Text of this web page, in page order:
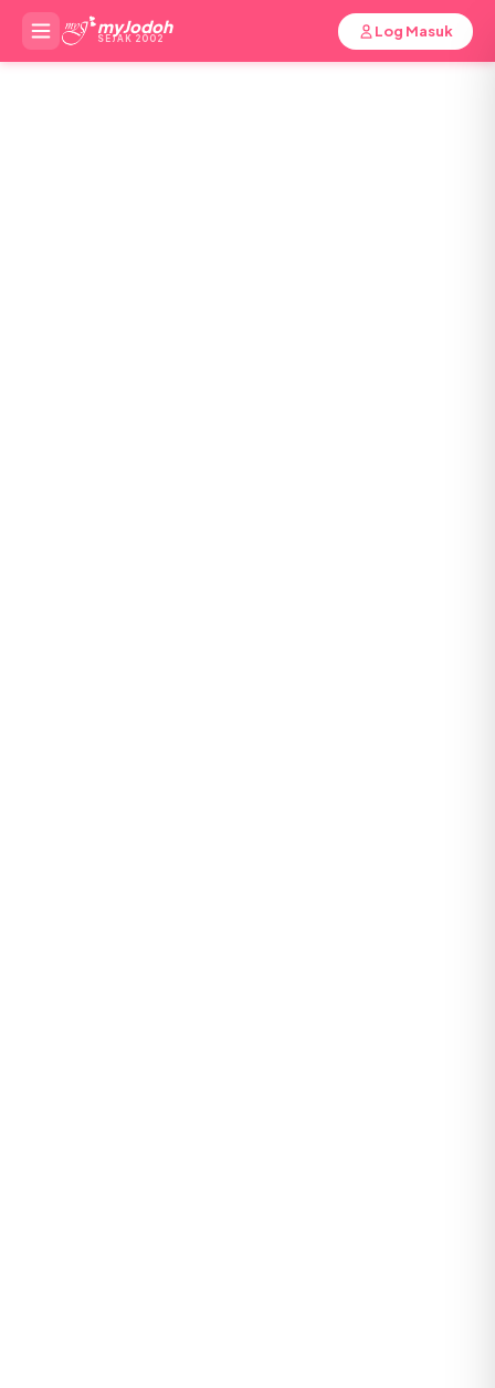
myJodoh
SEJAK 2002 Log Masuk